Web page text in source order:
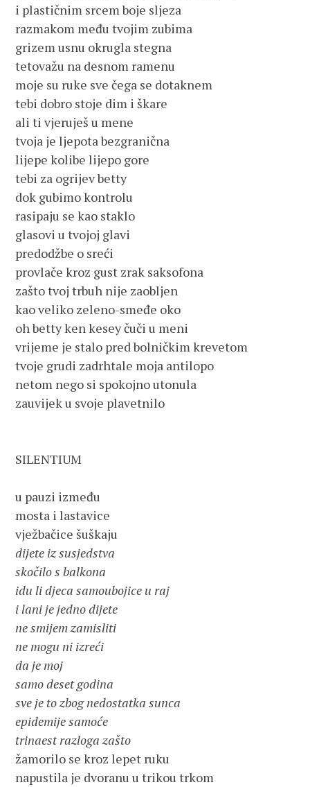
i plastičnim srcem boje sljeza
razmakom među tvojim zubima
grizem usnu okrugla stegna
tetovažu na desnom ramenu
moje su ruke sve čega se dotaknem
tebi dobro stoje dim i škare
ali ti vjeruješ u mene
tvoja je ljepota bezgranična
lijepe kolibe lijepo gore
tebi za ogrijev betty
dok gubimo kontrolu
rasipaju se kao staklo
glasovi u tvojoj glavi
predodžbe o sreći
provlače kroz gust zrak saksofona
zašto tvoj trbuh nije zaobljen
kao veliko zeleno-smeđe oko
oh betty ken kesey čuči u meni
vrijeme je stalo pred bolničkim krevetom
tvoje grudi zadrhtale moja antilopo
netom nego si spokojno utonula
zauvijek u svoje plavetnilo
SILENTIUM
u pauzi između
mosta i lastavice
dijete iz susjedstva
skočilo s balkona
idu li djeca samoubojice u raj
i lani je jedno dijete
ne smijem zamisliti
ne mogu ni izreći
da je moj
samo deset godina
sve je to zbog nedostatka sunca
epidemije samoće
trinaest razloga zašto
žamorilo se kroz lepet ruku
napustila je dvoranu u trikou trkom